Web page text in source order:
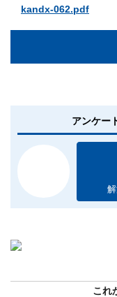
kandx-062.pdf
アンケー
これ